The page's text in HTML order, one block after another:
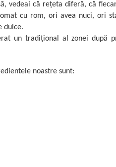
vedeai că rețeta diferă, că
cu rom, ori avea nuci, ori
dulce.
un tradițional al zonei după
noastre sunt: